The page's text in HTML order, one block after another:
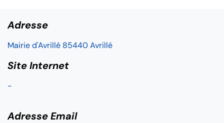
Adresse
Mairie d'Avrillé 85440 Avrillé
Site Internet
-
Adresse Email